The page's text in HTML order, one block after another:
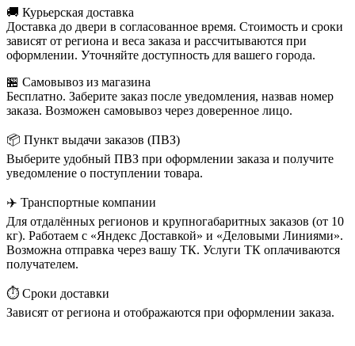
🚚 Курьерская доставка
Доставка до двери в согласованное время. Стоимость и сроки
зависят от региона и веса заказа и рассчитываются при
оформлении. Уточняйте доступность для вашего города.
🏪 Самовывоз из магазина
Бесплатно. Заберите заказ после уведомления, назвав номер
заказа. Возможен самовывоз через доверенное лицо.
📦 Пункт выдачи заказов (ПВЗ)
Выберите удобный ПВЗ при оформлении заказа и получите
уведомление о поступлении товара.
✈️ Транспортные компании
Для отдалённых регионов и крупногабаритных заказов (от 10
кг). Работаем с «Яндекс Доставкой» и «Деловыми Линиями».
Возможна отправка через вашу ТК. Услуги ТК оплачиваются
получателем.
⏱️ Сроки доставки
Зависят от региона и отображаются при оформлении заказа.